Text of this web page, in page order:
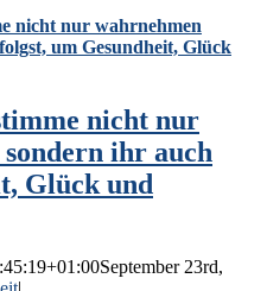
nicht nur wahrnehmen
um Gesundheit, Glück
nicht nur
ihr auch
Glück und
September 23rd,